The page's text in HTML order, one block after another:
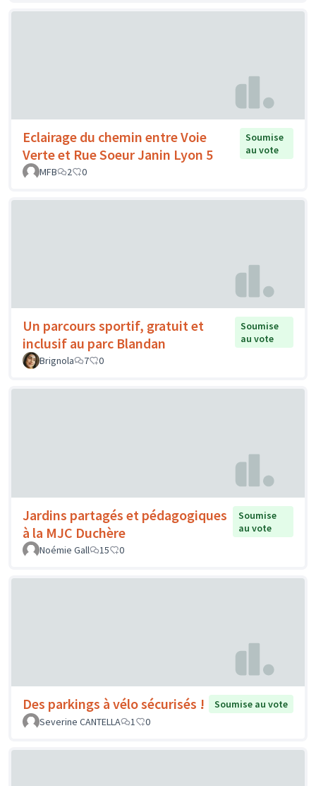
Eclairage du chemin entre Voie
Verte et Rue Soeur Janin Lyon 5
Soumise
au vote
MFB
2 0
Un parcours sportif, gratuit et
inclusif au parc Blandan
Soumise
au vote
Brignola
7 0
Jardins partagés et pédagogiques
à la MJC Duchère
Soumise
au vote
Noémie Gall
15 0
Des parkings à vélo sécurisés !
Soumise au vote
Severine CANTELLA
1 0